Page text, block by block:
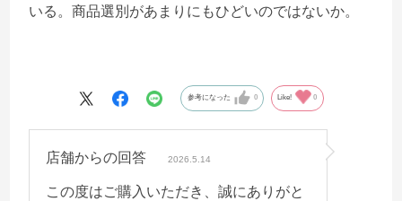
いる。商品選別があまりにもひどいのではないか。
参考になった 0 Like! 0
店舗からの回答 2026.5.14
この度はご購入いただき、誠にありがと